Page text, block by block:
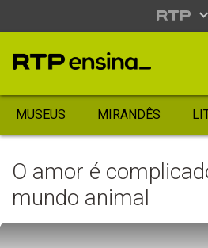
MUSEUS MIRANDÊS
O amor é
mundo animal